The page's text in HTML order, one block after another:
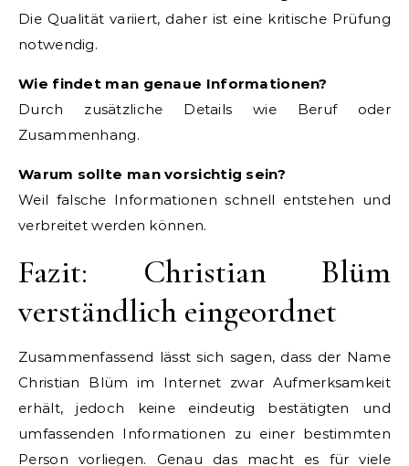
Die Qualität variiert, daher ist eine kritische Prüfung
notwendig.
Wie findet man genaue Informationen?
Durch zusätzliche Details wie Beruf oder
Zusammenhang.
Warum sollte man vorsichtig sein?
Weil falsche Informationen schnell entstehen und
verbreitet werden können.
Fazit: Christian Blüm
verständlich eingeordnet
Zusammenfassend lässt sich sagen, dass der Name
Christian Blüm im Internet zwar Aufmerksamkeit
erhält, jedoch keine eindeutig bestätigten und
umfassenden Informationen zu einer bestimmten
Person vorliegen. Genau das macht es für viele